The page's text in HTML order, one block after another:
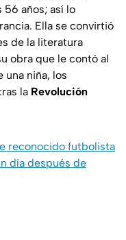
56 años; así lo
Ella se convirtió
de la literatura
obra que le contó al
una niña, los
la Revolución
reconocido futbolista
día después de